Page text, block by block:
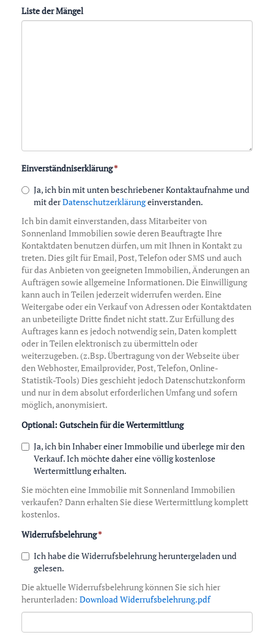
Liste der Mängel
Einverständniserklärung*
Ja, ich bin mit unten beschriebener Kontaktaufnahme und
mit derDatenschutzerklärungeinverstanden.
Ich bin damit einverstanden, dass Mitarbeiter von
Sonnenland Immobilien sowie deren Beauftragte Ihre
Kontaktdaten benutzen dürfen, um mit Ihnen in Kontakt zu
treten. Dies gilt für Email, Post, Telefon oder SMS und auch
für das Anbieten von geeigneten Immobilien, Änderungen an
Aufträgen sowie allgemeine Informationen. Die Einwilligung
kann auch in Teilen jederzeit widerrufen werden. Eine
Weitergabe oder ein Verkauf von Adressen oder Kontaktdaten
an unbeteiligte Dritte findet nicht statt. Zur Erfüllung des
Auftrages kann es jedoch notwendig sein, Daten komplett
oder in Teilen elektronisch zu übermitteln oder
weiterzugeben. (z.Bsp. Übertragung von der Webseite über
den Webhoster, Emailprovider, Post, Telefon, Online-
Statistik-Tools) Dies geschieht jedoch Datenschutzkonform
und nur in dem absolut erforderlichen Umfang und sofern
möglich, anonymisiert.
Optional: Gutschein für die Wertermittlung
Ja, ich bin Inhaber einer Immobilie und überlege mir den
Verkauf. Ich möchte daher eine völlig kostenlose
Wertermittlung erhalten.
Sie möchten eine Immobilie mit Sonnenland Immobilien
verkaufen? Dann erhalten Sie diese Wertermittlung komplett
kostenlos.
Widerrufsbelehrung*
Ich habe die Widerrufsbelehrung heruntergeladen und
gelesen.
Die aktuelle Widerrufsbelehrung können Sie sich hier
herunterladen: Download Widerrufsbelehrung.pdf